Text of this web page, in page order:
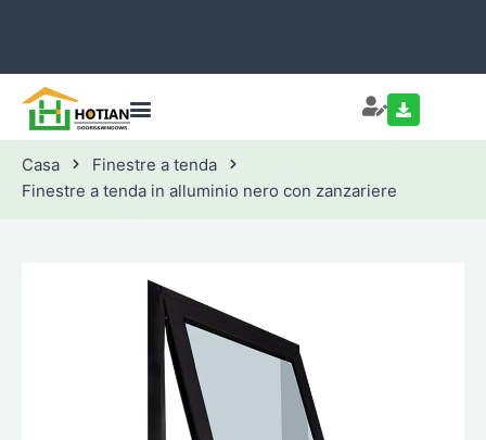
Casa
Finestre a tenda
Finestre a tenda in alluminio nero con zanzariere